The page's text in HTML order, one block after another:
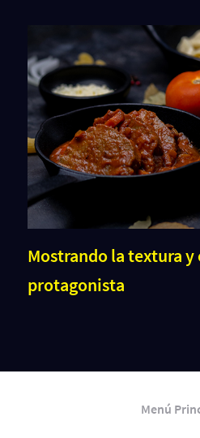
Mostrando la textura
protagonista
Menú